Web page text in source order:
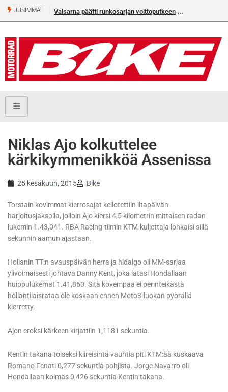
UUSIMMAT Valsarna päätti runkosarjan voittoputkeen
Niklas Ajo kolkuttelee
kärkikymmenikköä Assenissa
25 kesäkuun, 2015 Bike
Torstain kovimmat kierrosajat kellotettiin iltapäivän
harjoitusjaksolla, jolloin Ajo kiersi 4,5 kilometrin mittaisen radan
lukemin 1.43,041. RBA Racing-tiimin KTM-kuljettaja lohkaisi sillä
sekunnin aamun ajastaan.
Hollanin TT:n avauspäivän herra ja hidalgo oli MM-sarjaa
ylivoimaisesti johtava Danny Kent, joka latasi Hondallaan
huippulukemat 1.41,860. Sitä kovempaa ei perinteikästä
hollantilaisrataa ole koskaan ennen Moto3-luokan pyörällä
kierretty.
Ajon eroksi kärkeen kirjattiin 1,1181 sekuntia.
Kentin takana toiseksi kiireisintä vauhtia piti KTM:ää kuskaava
Romano Fenati 0,277 sekuntia pohjista. Jorge Navarro oli
Hondallaan kolmas 0,426 sekuntia Kentin takana.